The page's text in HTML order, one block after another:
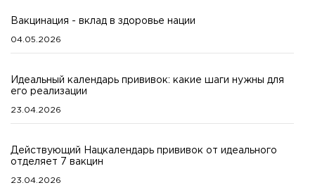
Вакцинация - вклад в здоровье нации
04.05.2026
Идеальный календарь прививок: какие шаги нужны для
его реализации
23.04.2026
Действующий Нацкалендарь прививок от идеального
отделяет 7 вакцин
23.04.2026